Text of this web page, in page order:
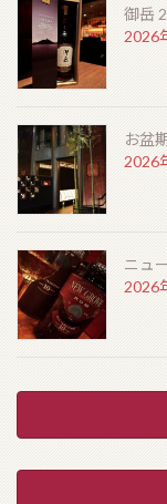
御岳
2026
お盆
2026
ニュ
2026
2026
HOME
お知らせ
Barとは
シガーを愉しむ